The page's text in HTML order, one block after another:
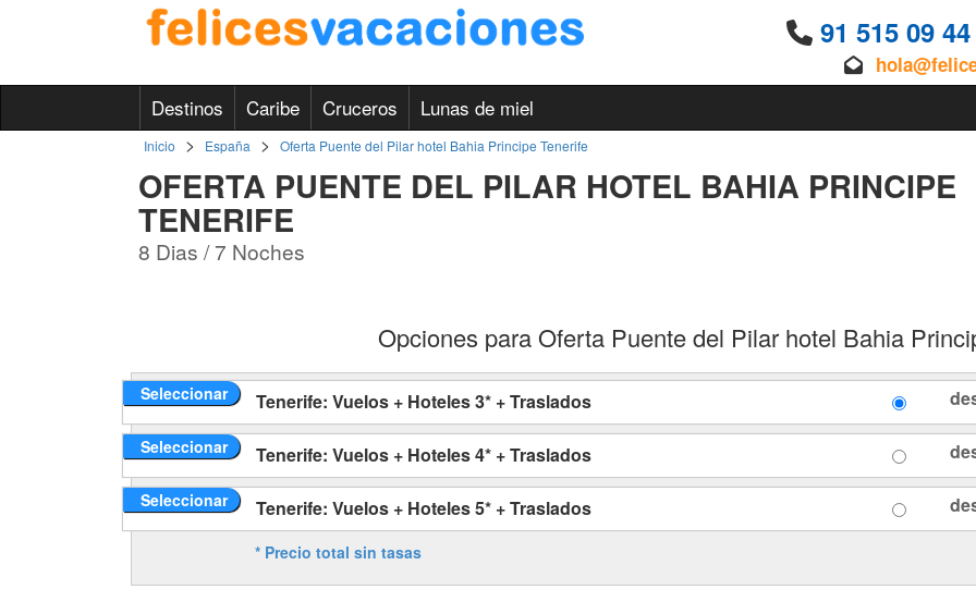
91 515 09
Destinos Caribe Cruceros Lunas de miel
Inicio > España > Oferta Puente del Pilar hotel Bahia Principe Tenerife
OFERTA PUENTE DEL PILAR HOTEL BAHIA PRINCIPE
TENERIFE
8 Dias / 7 Noches
Opciones para Oferta Puente del Pilar hotel Bahia
Seleccionar Tenerife: Vuelos + Hoteles 3* + Traslados
Seleccionar Tenerife: Vuelos + Hoteles 4* + Traslados
Seleccionar Tenerife: Vuelos + Hoteles 5* + Traslados
* Precio total sin tasas